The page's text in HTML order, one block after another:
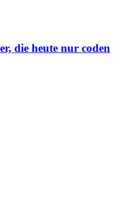
die heute nur coden